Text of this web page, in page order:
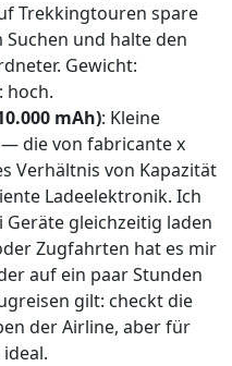
Trekkingtouren spare
und halte den
Gewicht:
hoch.
mAh): Kleine
die von fabricante x
Verhältnis von Kapazität
Ladeelektronik. Ich
Geräte gleichzeitig laden
Zugfahrten hat es mir
auf ein paar Stunden
gilt: checkt die
der Airline, aber für